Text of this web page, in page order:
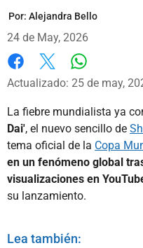
Por: Alejandra Bello
24 de May, 2026
Facebook
X
Actualizado: 25 de may,
La fiebre mundialista ya
Dai', el nuevo sencillo de
tema oficial de la Copa
en un fenómeno global
visualizaciones en
su lanzamiento.
Lea también: